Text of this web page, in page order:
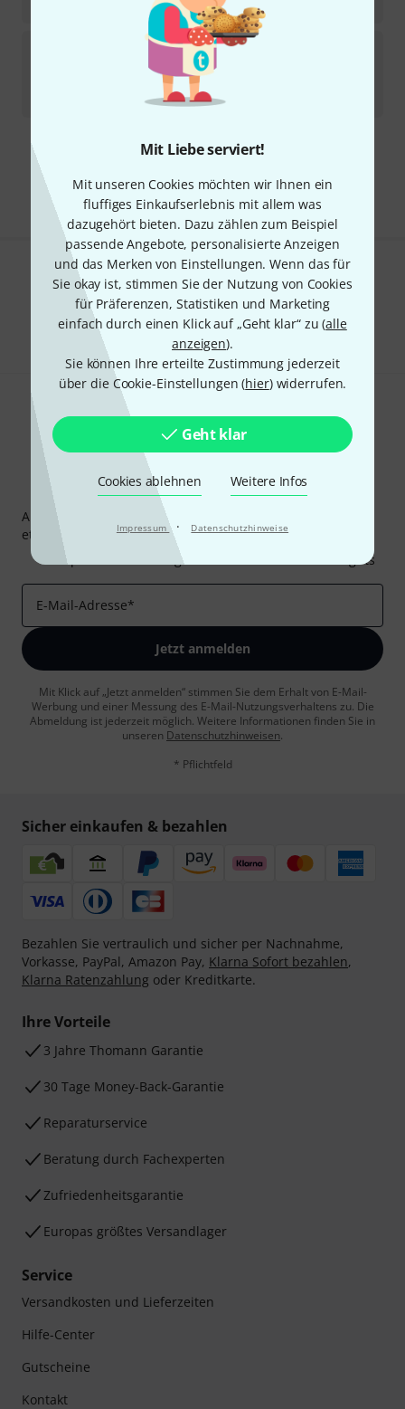
Mit Liebe serviert!
Mit unseren Cookies möchten wir Ihnen ein
fluffiges Einkaufserlebnis mit allem was
dazugehört bieten. Dazu zählen zum Beispiel
passende Angebote, personalisierte Anzeigen
und das Merken von Einstellungen. Wenn das für
Sie okay ist, stimmen Sie der Nutzung von Cookies
für Präferenzen, Statistiken und Marketing
einfach durch einen Klick auf „Geht klar“ zu (alle
anzeigen).
Sie können Ihre erteilte Zustimmung jederzeit
über die Cookie-Einstellungen (hier) widerrufen.
Geht klar
Cookies ablehnen Weitere Infos
Impressum · Datenschutzhinweise
€
ContrikCCL90-P2
Sofort lieferbar
10,50€
Kostenloser Versand ab 29 €
Alle Preise inkl. MwSt.
Gefällt Ihnen, was Sie sehen?
Teilen Hilfe & Feedback
Thomann Newsletter
Abonniere den Thomann Newsletter und gewinne mit
etwas Glück einen von50 Gutscheinenüber jeweils
Inspirierende Beiträge
Thomann Insights
E-Mail-Adresse*
Jetzt anmelden
Mit Klick auf „Jetzt anmelden“ stimmen Sie dem Erhalt von E-Mail-
Werbung und einer Messung des E-Mail-Nutzungsverhaltens zu. Die
Abmeldung ist jederzeit möglich. Weitere Informationen finden Sie in
unseren Datenschutzhinweisen.
* Pflichtfeld
Sicher einkaufen & bezahlen
Bezahlen Sie vertraulich und sicher per Nachnahme,
Vorkasse, PayPal, Amazon Pay, Klarna Sofort bezahlen,
Klarna Ratenzahlung oder Kreditkarte.
Ihre Vorteile
3 Jahre Thomann Garantie
30 Tage Money-Back-Garantie
Reparaturservice
Beratung durch Fachexperten
Zufriedenheitsgarantie
Europas größtes Versandlager
Service
Versandkosten und Lieferzeiten
Hilfe-Center
Gutscheine
Kontakt